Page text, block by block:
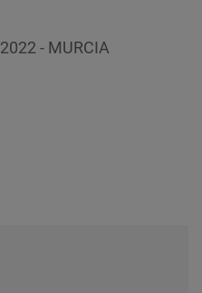
- MURCIA